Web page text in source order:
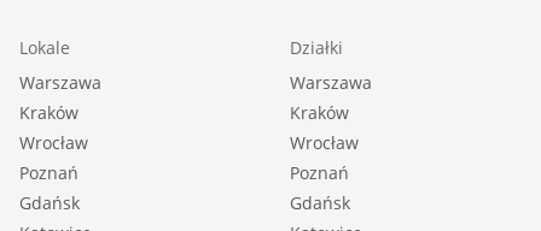
Lokale
Warszawa
Kraków
Wrocław
Poznań
Gdańsk
Działki
Warszawa
Kraków
Wrocław
Poznań
Gdańsk